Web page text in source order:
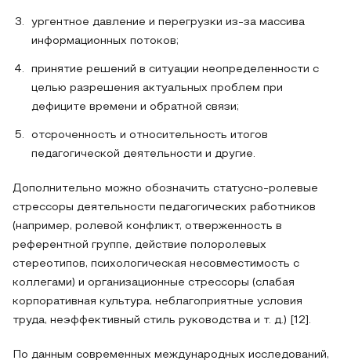
ургентное давление и перегрузки из-за массива
информационных потоков;
принятие решений в ситуации неопределенности с
целью разрешения актуальных проблем при
дефиците времени и обратной связи;
отсроченность и относительность итогов
педагогической деятельности и другие.
Дополнительно можно обозначить статусно-ролевые
стрессоры деятельности педагогических работников
(например, ролевой конфликт, отверженность в
референтной группе, действие полоролевых
стереотипов, психологическая несовместимость с
коллегами) и организационные стрессоры (слабая
корпоративная культура, неблагоприятные условия
труда, неэффективный стиль руководства и т. д.) [12].
По данным современных международных исследований,